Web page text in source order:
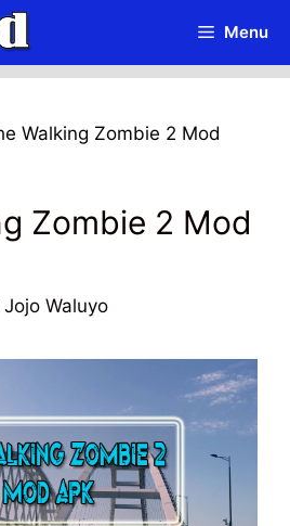
Menu
Walking Zombie 2 Mod
Zombie 2 Mod
Jojo Waluyo